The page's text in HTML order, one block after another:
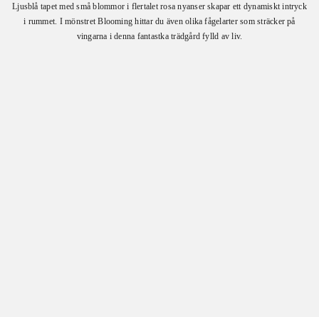
Ljusblå tapet med små blommor i flertalet rosa nyanser skapar ett dynamiskt intryck
i rummet. I mönstret Blooming hittar du även olika fågelarter som sträcker på
vingarna i denna fantastka trädgård fylld av liv.